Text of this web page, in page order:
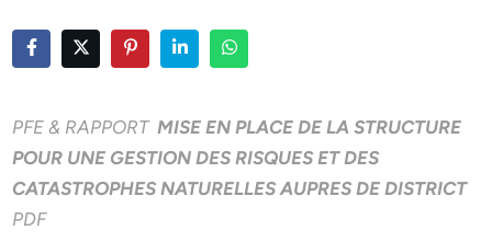
PFE & RAPPORTMISE EN PLACE DE LA STRUCTURE
POUR UNE GESTION DES RISQUES ET DES
CATASTROPHES NATURELLES AUPRES DE DISTRICT
PDF